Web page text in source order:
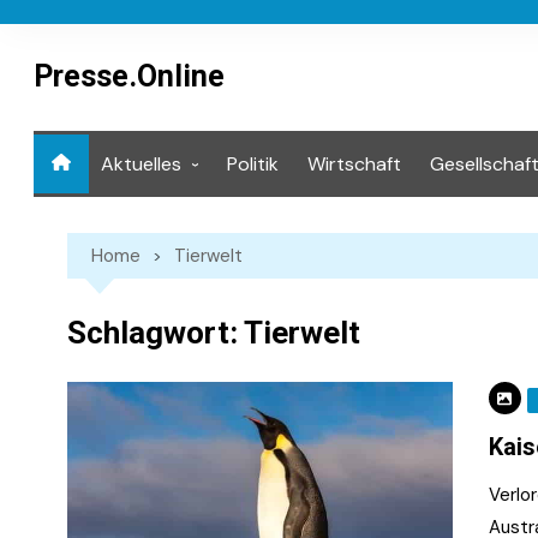
contentPresse.Online
Aktuelles Politik Wirtschaft Gesellschaft
Home Tierwelt
Schlagwort: Tierwelt